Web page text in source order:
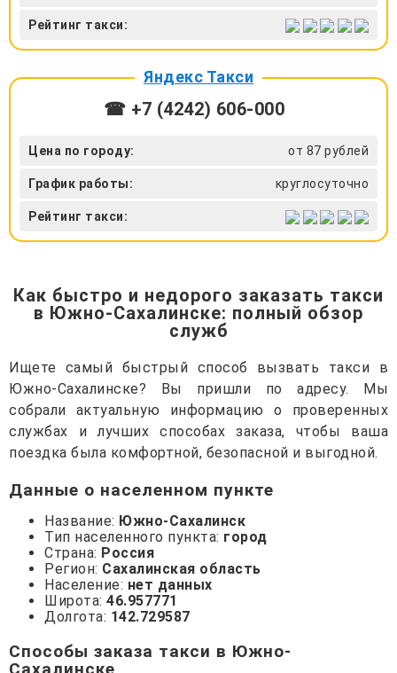
Рейтинг такси:
Яндекс Такси
☎ +7 (4242) 606-000
Цена по городу: от 87 рублей
График работы: круглосуточно
Рейтинг такси:
Как быстро и недорого заказать такси
в Южно-Сахалинске: полный обзор
служб
Ищете самый быстрый способ вызвать такси в
Южно-Сахалинске? Вы пришли по адресу. Мы
собрали актуальную информацию о проверенных
службах и лучших способах заказа, чтобы ваша
поездка была комфортной, безопасной и выгодной.
Данные о населенном пункте
Название: Южно-Сахалинск
Тип населенного пункта: город
Страна: Россия
Регион: Сахалинская область
Население: нет данных
Широта: 46.957771
Долгота: 142.729587
Способы заказа такси в Южно-